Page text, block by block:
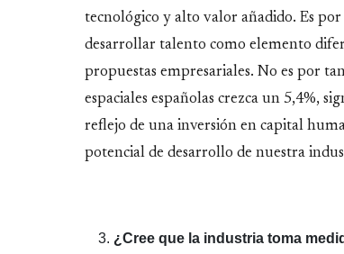
tecnológico y alto valor añadido. Es
desarrollar talento como elemento
propuestas empresariales. No es por
espaciales españolas crezca un 5,4%,
reflejo de una inversión en capital
potencial de desarrollo de nuestra
¿Cree que la industria toma